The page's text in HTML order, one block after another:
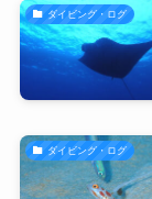
ダイビング・ログ
ダイビング・ログ